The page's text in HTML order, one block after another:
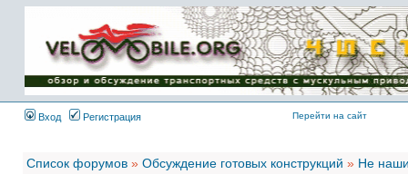
Имя пользователя:
Пароль:
{ LOG_ME_IN_SHORT
}
Вход
Регистрация Перейти на сайт
Список форумов » Обсуждение готовых конструкций » Не